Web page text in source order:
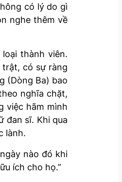
có lý do gì
nghe thêm về
thành viên.
trật, có sự ràng
(Dòng Ba) bao
nghĩa chặt,
việc hãm mình
đan sĩ. Khi qua
lành.
nào đó khi
ích cho họ.”